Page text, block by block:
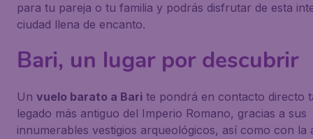
para tu pareja o tu familia y podrás disfrutar de esta
ciudad llena de encanto.
Bari, un lugar por descubrir
Un vuelo barato a Bari te pondrá en contacto directo
legado más antiguo del Imperio Romano, gracias a sus
innumerables vestigios arqueológicos, así como con la